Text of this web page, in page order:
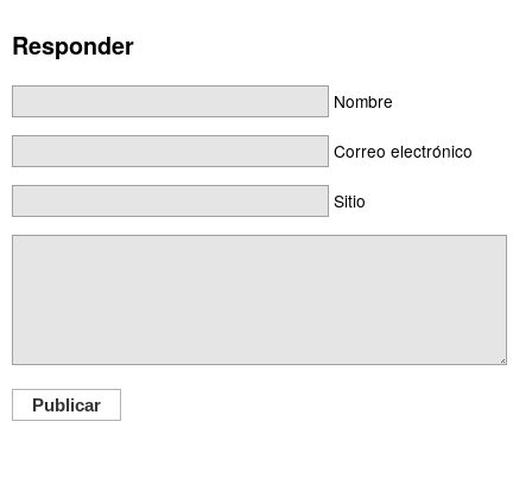
Responder
Nombre
Correo electrónico
Sitio
Publicar